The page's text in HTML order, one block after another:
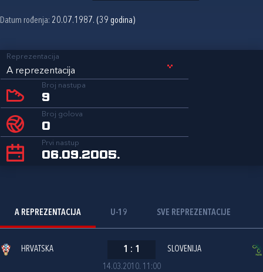
Datum rođenja: 20.07.1987. (39 godina)
Reprezentacija
A reprezentacija
Broj nastupa
9
Broj golova
0
Prvi nastup
06.09.2005.
A REPREZENTACIJA U-19 SVE REPREZENTACIJE
14.03.2010. 11:00
HRVATSKA 1 : 1 SLOVENIJA